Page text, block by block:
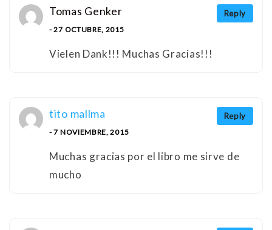
Reply
Tomas Genker
- 27 OCTUBRE, 2015
Vielen Dank!!! Muchas Gracias!!!
Reply
tito mallma
- 7 NOVIEMBRE, 2015
Muchas gracias por el libro me sirve de
mucho